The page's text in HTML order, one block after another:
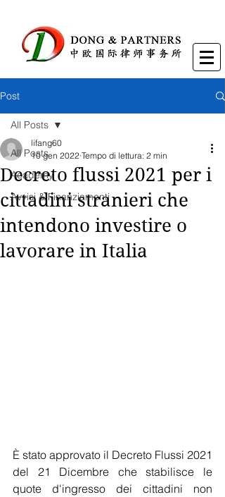
Post
All Posts
Academy
Avvisi & Finanziamenti
All Posts
Decreto flussi 2021 per i
cittadini stranieri che
intendono investire o
lavorare in Italia
lifang60
10 gen 2022 Tempo di lettura: 2 min
È stato approvato il Decreto Flussi 2021
del 21 Dicembre che stabilisce le
quote d'ingresso dei cittadini non